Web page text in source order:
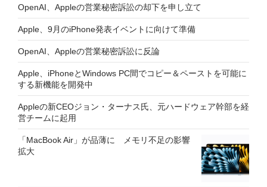
OpenAI、Appleの営業秘密訴訟の却下を申し立て
Apple、9月のiPhone発表イベントに向けて準備
OpenAI、Appleの営業秘密訴訟に反論
Apple、iPhoneとWindows PC間でコピー＆ペーストを可能に
する新機能を開発中
Appleの新CEOジョン・ターナス氏、元ハードウェア幹部を経
営チームに起用
「MacBook Air」が品薄に メモリ不足の影響
拡大